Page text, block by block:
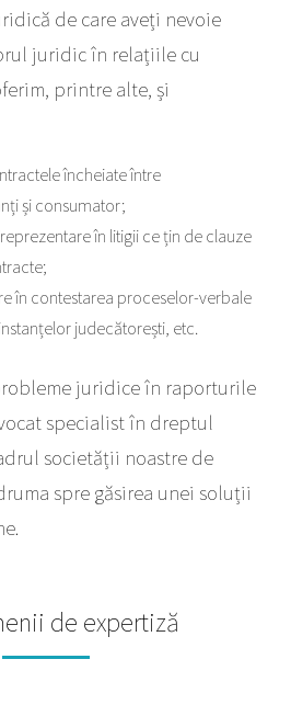
de care aveți nevoie
juridic în relațiile cu
printre alte, și
încheiate între
și consumator;
în litigii ce țin de clauze
în contestarea proceselor-verbale
judecătorești, etc.
juridice în raporturile
specialist în dreptul
societății noastre de
spre găsirea unei soluții
de expertiză